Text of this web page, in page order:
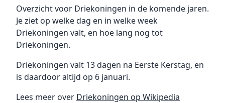
Overzicht voor Driekoningen in de komende jaren.
Je ziet op welke dag en in welke week
Driekoningen valt, en hoe lang nog tot
Driekoningen.
Driekoningen valt 13 dagen na Eerste Kerstag, en
is daardoor altijd op 6 januari.
Lees meer over Driekoningen op Wikipedia